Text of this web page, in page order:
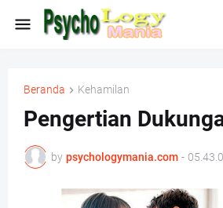
Beranda Kehamilan
Pengertian
by psychologymania.com -